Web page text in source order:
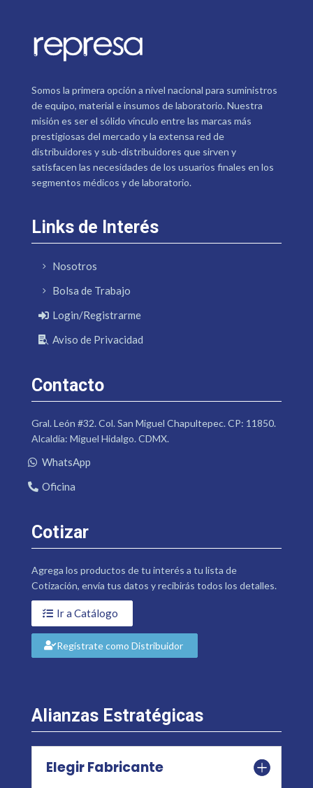
Somos la primera opción a nivel nacional para suministros
de equipo, material e insumos de laboratorio. Nuestra
misión es ser el sólido vínculo entre las marcas más
prestigiosas del mercado y la extensa red de
distribuidores y sub-distribuidores que sirven y
satisfacen las necesidades de los usuarios finales en los
segmentos médicos y de laboratorio.
Links de Interés
Nosotros
Bolsa de Trabajo
Login/Registrarme
Aviso de Privacidad
Contacto
Gral. León #32. Col. San Miguel Chapultepec. CP: 11850.
Alcaldía: Miguel Hidalgo. CDMX.
WhatsApp
Oficina
Cotizar
Agrega los productos de tu interés a tu lista de
Cotización, envía tus datos y recibirás todos los detalles.
Ir a Catálogo
Regístrate como Distribuidor
Alianzas Estratégicas
Elegir Fabricante